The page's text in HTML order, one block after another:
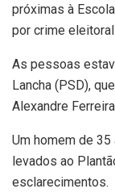
próximas à
por crime
As pessoas
Lancha (PSD),
Alexandre
Um homem de
levados ao
esclarecimentos.